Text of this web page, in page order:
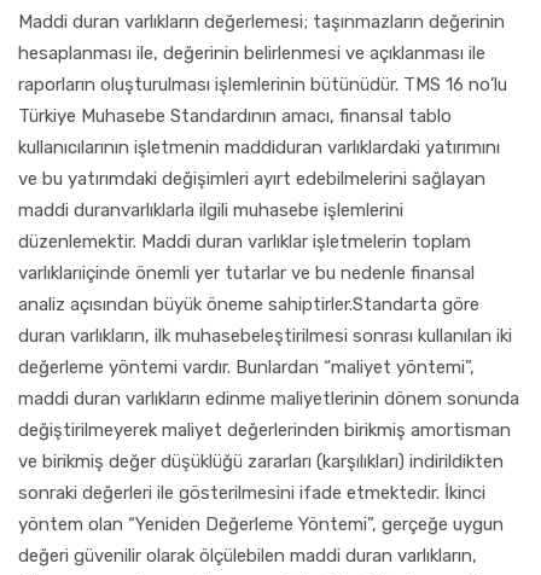
Maddi duran varlıkların değerlemesi; taşınmazların değerinin
hesaplanması ile, değerinin belirlenmesi ve açıklanması ile
raporların oluşturulması işlemlerinin bütünüdür. TMS 16 no’lu
Türkiye Muhasebe Standardının amacı, finansal tablo
kullanıcılarının işletmenin maddiduran varlıklardaki yatırımını
ve bu yatırımdaki değişimleri ayırt edebilmelerini sağlayan
maddi duranvarlıklarla ilgili muhasebe işlemlerini
düzenlemektir. Maddi duran varlıklar işletmelerin toplam
varlıklarıiçinde önemli yer tutarlar ve bu nedenle finansal
analiz açısından büyük öneme sahiptirler.Standarta göre
duran varlıkların, ilk muhasebeleştirilmesi sonrası kullanılan iki
değerleme yöntemi vardır. Bunlardan “maliyet yöntemi”,
maddi duran varlıkların edinme maliyetlerinin dönem sonunda
değiştirilmeyerek maliyet değerlerinden birikmiş amortisman
ve birikmiş değer düşüklüğü zararları (karşılıkları) indirildikten
sonraki değerleri ile gösterilmesini ifade etmektedir. İkinci
yöntem olan “Yeniden Değerleme Yöntemi”, gerçeğe uygun
değeri güvenilir olarak ölçülebilen maddi duran varlıkların,